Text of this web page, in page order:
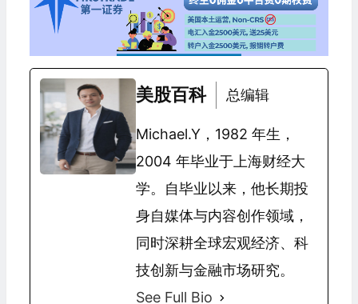
美股百科 总编辑
Michael.Y，1982 年生，
2004 年毕业于上海财经大
学。自毕业以来，他长期投
身自媒体与内容创作领域，
同时深耕全球宏观经济、科
技创新与金融市场研究。
See Full Bio